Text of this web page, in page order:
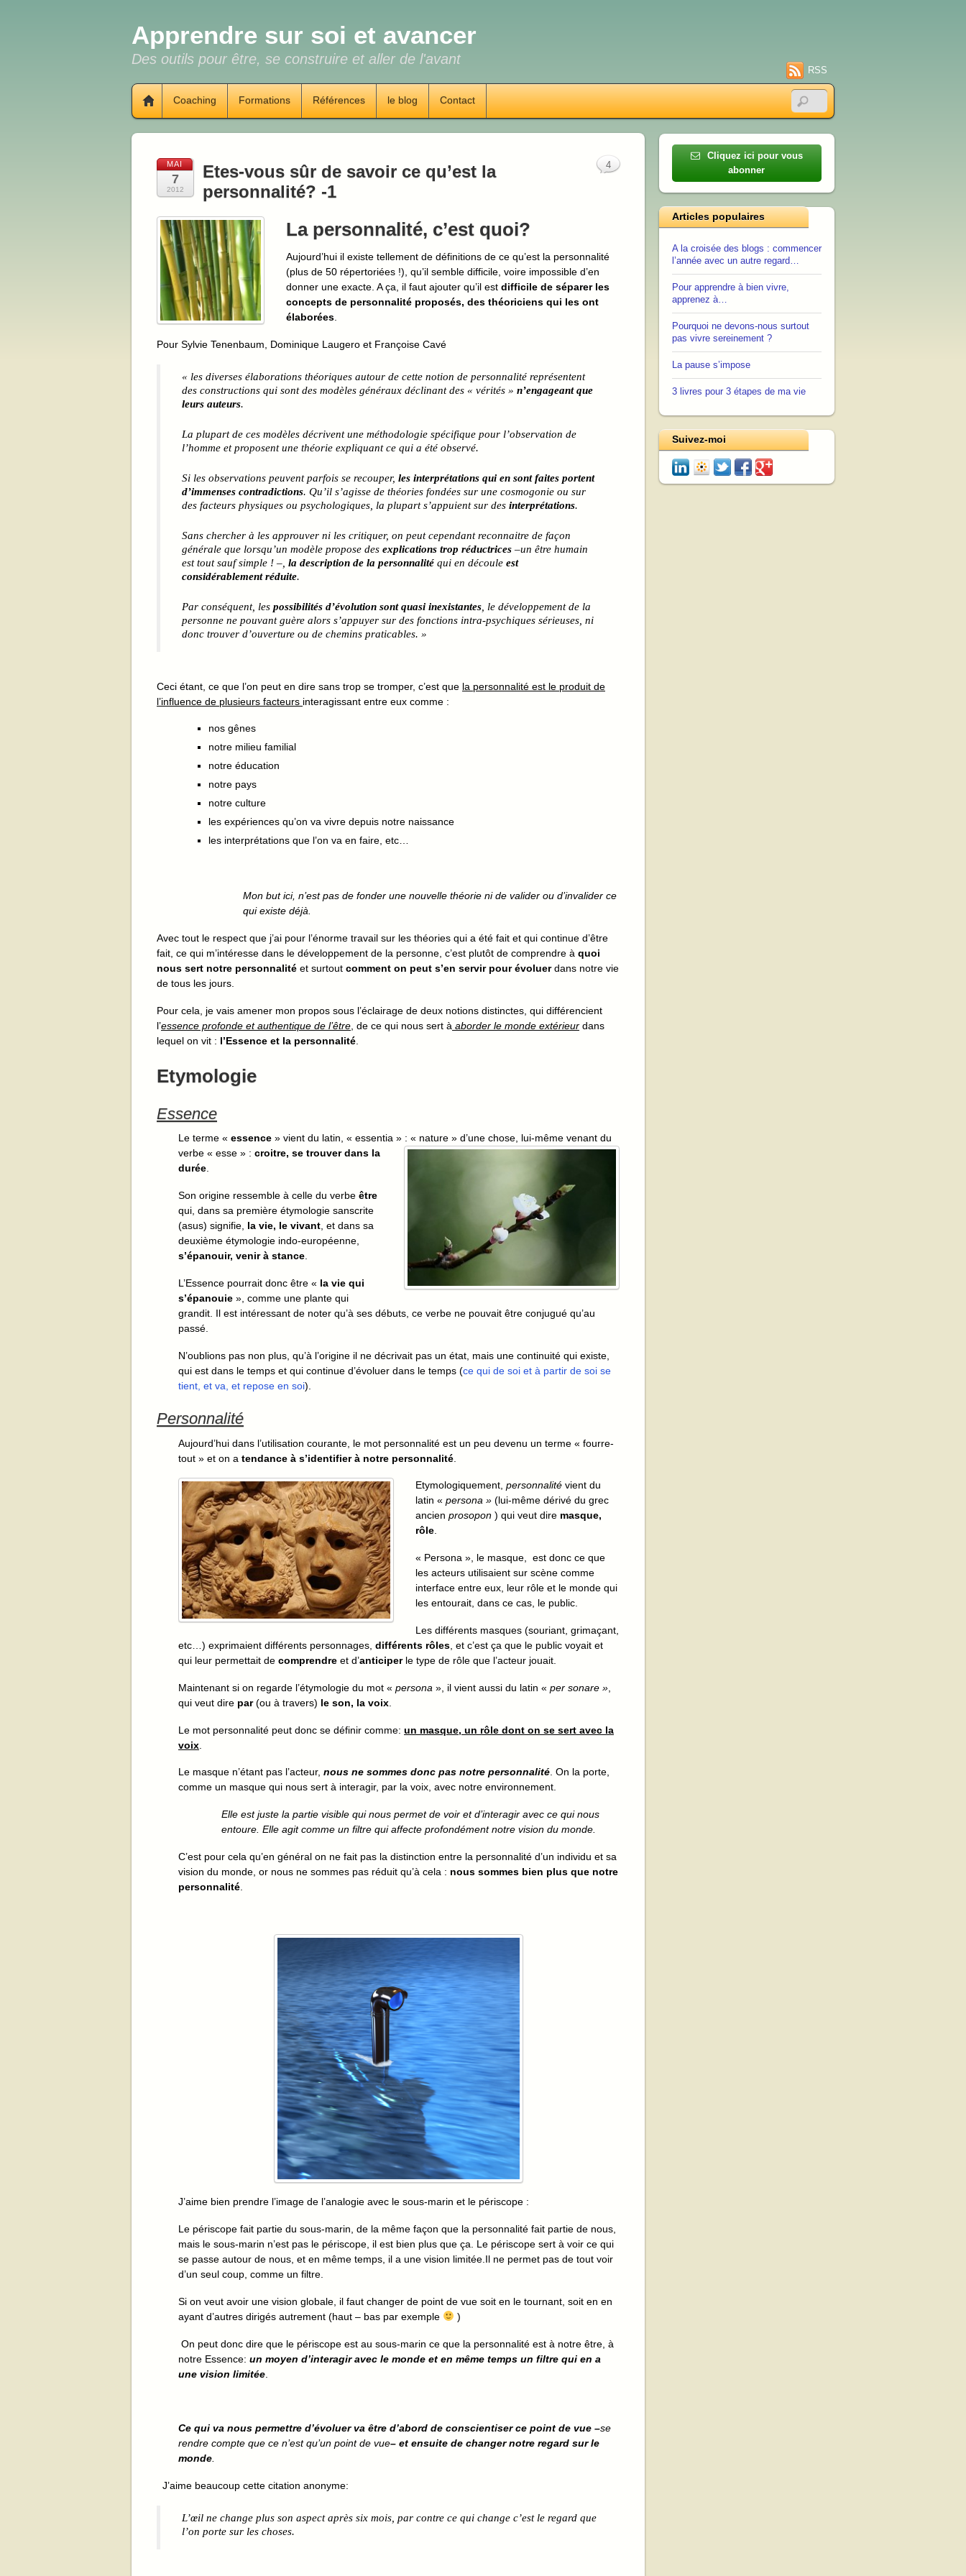
Apprendre sur soi et avancer
Des outils pour être, se construire et aller de l'avant
RSS
Coaching Formations Références le blog Contact
MAI
7
2012
Etes-vous sûr de savoir ce qu’est la
personnalité? -1
La personnalité, c’est quoi?
Aujourd’hui il existe tellement de définitions de ce qu’est la personnalité
(plus de 50 répertoriées !), qu’il semble difficile, voire impossible d’en
donner une exacte. A ça, il faut ajouter qu’il est difficile de séparer les
concepts de personnalité proposés, des théoriciens qui les ont
élaborées.
Pour Sylvie Tenenbaum, Dominique Laugero et Françoise Cavé
« les diverses élaborations théoriques autour de cette notion de personnalité représentent
des constructions qui sont des modèles généraux déclinant des « vérités » n’engageant que
leurs auteurs.
La plupart de ces modèles décrivent une méthodologie spécifique pour l’observation de
l’homme et proposent une théorie expliquant ce qui a été observé.
Si les observations peuvent parfois se recouper, les interprétations qui en sont faites portent
d’immenses contradictions. Qu’il s’agisse de théories fondées sur une cosmogonie ou sur
des facteurs physiques ou psychologiques, la plupart s’appuient sur des interprétations.
Sans chercher à les approuver ni les critiquer, on peut cependant reconnaitre de façon
générale que lorsqu’un modèle propose des explications trop réductrices –un être humain
est tout sauf simple ! –, la description de la personnalité qui en découle est
considérablement réduite.
Par conséquent, les possibilités d’évolution sont quasi inexistantes , le développement de la
personne ne pouvant guère alors s’appuyer sur des fonctions intra-psychiques sérieuses, ni
donc trouver d’ouverture ou de chemins praticables. »
Ceci étant, ce que l’on peut en dire sans trop se tromper, c’est que la personnalité est le produit de
l’influence de plusieurs facteurs interagissant entre eux comme :
nos gênes
notre milieu familial
notre éducation
notre pays
notre culture
les expériences qu’on va vivre depuis notre naissance
les interprétations que l’on va en faire, etc…
Mon but ici, n’est pas de fonder une nouvelle théorie ni de valider ou d’invalider ce
qui existe déjà.
Avec tout le respect que j’ai pour l’énorme travail sur les théories qui a été fait et qui continue d’être
fait, ce qui m’intéresse dans le développement de la personne, c’est plutôt de comprendre à quoi
nous sert notre personnalité et surtout comment on peut s’en servir pour évoluerdans notre vie
de tous les jours.
Pour cela, je vais amener mon propos sous l’éclairage de deux notions distinctes, qui différencient
l’essence profonde et authentique de l’être , de ce qui nous sert à aborder le monde extérieur dans
lequel on vit : l’Essence et la personnalité
Etymologie
Essence
Le terme « essence » vient du latin, « essentia » : « nature » d’une chose, lui-même venant du
verbe « esse » : croitre, se trouver dans la
durée.
Son origine ressemble à celle du verbe être
qui, dans sa première étymologie sanscrite
(asus) signifie, la vie, le vivant , et dans sa
deuxième étymologie indo-européenne,
s’épanouir, venir à stance
L’Essence pourrait donc être « la vie qui
s’épanouie », comme une plante qui
grandit. Il est intéressant de noter qu’à ses débuts, ce verbe ne pouvait être conjugué qu’au
passé.
N’oublions pas non plus, qu’à l’origine il ne décrivait pas un état, mais une continuité qui existe,
qui est dans le temps et qui continue d’évoluer dans le temps (ce qui de soi et à partir de soi se
tient, et va, et repose en soi).
Personnalité
Aujourd’hui dans l’utilisation courante, le mot personnalité est un peu devenu un terme « fourre-
tout » et on a tendance à s’identifier à notre personnalité
Etymologiquement, personnalité vient du
latin « persona » (lui-même dérivé du grec
ancien prosopon ) qui veut dire masque,
rôle.
« Persona », le masque, est donc ce que
les acteurs utilisaient sur scène comme
interface entre eux, leur rôle et le monde qui
les entourait, dans ce cas, le public.
Les différents masques (souriant, grimaçant,
etc…) exprimaient différents personnages, différents rôles , et c’est ça que le public voyait et
qui leur permettait de comprendre et d’anticiperle type de rôle que l’acteur jouait.
Maintenant si on regarde l’étymologie du mot « persona », il vient aussi du latin « per sonare »
qui veut dire par(ou à travers) le son, la voix
Le mot personnalité peut donc se définir comme: un masque, un rôle dont on se sert avec la
voix
Le masque n’étant pas l’acteur, nous ne sommes donc pas notre personnalité. On la porte,
comme un masque qui nous sert à interagir, par la voix, avec notre environnement.
Elle est juste la partie visible qui nous permet de voir et d’interagir avec ce qui nous
entoure. Elle agit comme un filtre qui affecte profondément notre vision du monde.
C’est pour cela qu’en général on ne fait pas la distinction entre la personnalité d’un individu et sa
vision du monde, or nous ne sommes pas réduit qu’à cela : nous sommes bien plus que notre
personnalité
J’aime bien prendre l’image de l’analogie avec le sous-marin et le périscope :
Le périscope fait partie du sous-marin, de la même façon que la personnalité fait partie de nous,
mais le sous-marin n’est pas le périscope, il est bien plus que ça. Le périscope sert à voir ce qui
se passe autour de nous, et en même temps, il a une vision limitée.Il ne permet pas de tout voir
d’un seul coup, comme un filtre.
Si on veut avoir une vision globale, il faut changer de point de vue soit en le tournant, soit en en
ayant d’autres dirigés autrement (haut – bas par exemple
)
On peut donc dire que le périscope est au sous-marin ce que la personnalité est à notre être, à
notre Essence: un moyen d’interagir avec le monde et en même temps un filtre qui en a
une vision limitée
Ce qui va nous permettre d’évoluer va être d’abord de conscientiser ce point de vue –se
rendre compte que ce n’est qu’un point de vue– et ensuite de changer notre regard sur le
monde.
J’aime beaucoup cette citation anonyme:
L’œil ne change plus son aspect après six mois, par contre ce qui change c’est le regard que
l’on porte sur les choses.
4
Cliquez ici pour vous
abonner
Articles populaires
A la croisée des blogs : commencer
l’année avec un autre regard…
Pour apprendre à bien vivre,
apprenez à…
Pourquoi ne devons-nous surtout
pas vivre sereinement ?
La pause s’impose
3 livres pour 3 étapes de ma vie
Suivez-moi